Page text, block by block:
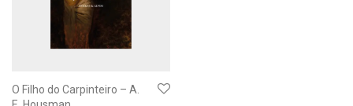
O Filho do Carpinteiro – A.